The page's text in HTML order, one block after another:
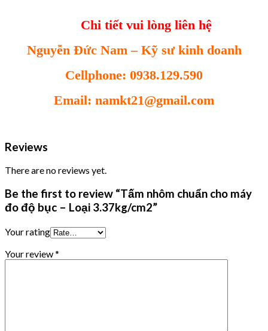
Chi tiết vui lòng liên hệ
Nguyễn Đức Nam – Kỹ sư kinh doanh
Cellphone: 0938.129.590
Email: namkt21@gmail.com
Reviews
There are no reviews yet.
Be the first to review “Tấm nhôm chuẩn cho máy
đo độ bục – Loại 3.37kg/cm2”
Your rating
Your review*